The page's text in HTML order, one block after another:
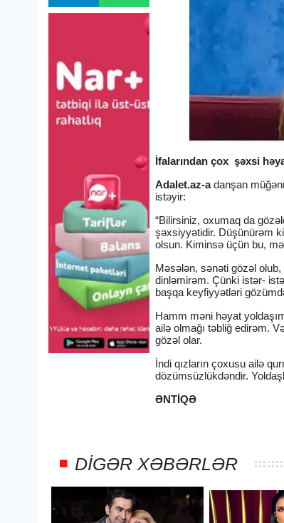
İfalarından çox şəxsi
Adalet.az-adanşan
istəyir:
“Bilirsiniz, oxumaq da
şəxsiyyətidir. Düşünürəm
olsun. Kiminsə üçün bu,
Məsələn, sənəti gözəl
dinləmirəm. Çünki istər-
başqa keyfiyyətləri
Hamm məni həyat
ailə olmağı təbliğ edirəm.
gözəl olar.
İndi qızların çoxusu ailə
dözümsüzlükdəndir.
ƏNTİQƏ
DIGƏR XƏBƏRLƏR